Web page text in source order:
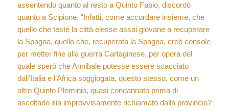
assentendo quanto al resto a Quinto Fabio, discordò
quanto a Scipione. “Infatti, come accordare insieme, che
quello che testé la città elesse assai giovane a recuperare
la Spagna, quello che, recuperata la Spagna, creò console
per metter fine alla guerra Cartaginese, per opera del
quale sperò che Annibale potesse essere scacciato
dall’Italia e l’Africa soggiogata, questo stesso, come un
altro Quinto Pleminio, quasi condannato prima di
ascoltarlo sia improvvisamente richiamato dalla provincia?